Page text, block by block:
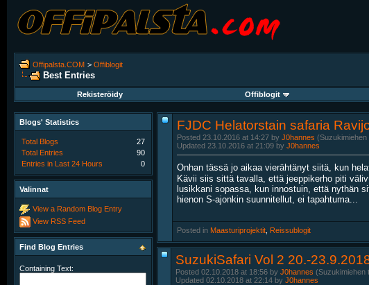
Offipalsta.COM > Offiblogit
Best Entries
Rekisteröidy
Offiblogit
FJDC Helatorstain safaria
Posted 23.10.2016 at 14:27 by J0hannes (Suzukimiehen
Updated 23.10.2016 at 21:09 by J0hannes
Onhan tässä jo aikaa vierähtänyt siitä, kun
Kävii siis sittä tavalla, että jeeppikerho piti
lusikkani sopassa, kun innostuin, että nythän
hienon S-ajonkin suunnitellut, ei tapahtuma...
Posted in Maasturiprojektit Reissublogit
SuzukiSafari Vol 2 20.-
Posted 02.10.2018 at 18:56 by J0hannes (Suzukimiehen
Updated 02.10.2018 at 22:14 by J0hannes
Blogs' Statistics
Total Blogs
27
Total Entries
90
Entries in Last 24 Hours
0
Valinnat
View a Random Blog Entry
View RSS Feed
Find Blog Entries
Containing Text: